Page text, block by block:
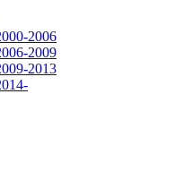
2006
2009
2013